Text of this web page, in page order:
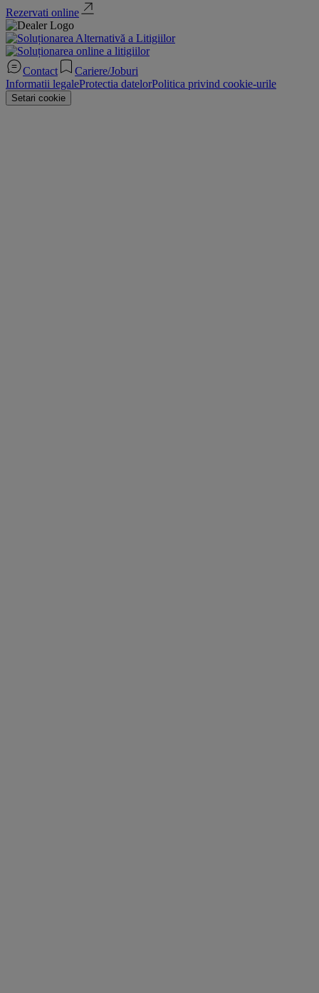
Rezervati online
Contact
Cariere/Joburi
Informatii legaleProtectia datelorPolitica privind cookie-urile
Setari cookie